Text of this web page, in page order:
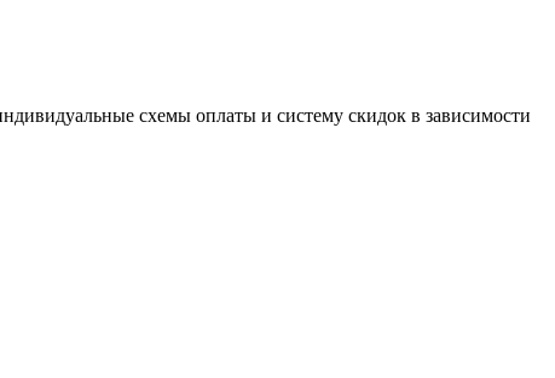
схемы оплаты и систему скидок в зависимости